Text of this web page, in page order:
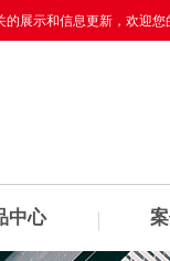
展示和信息更新，欢迎您
中心